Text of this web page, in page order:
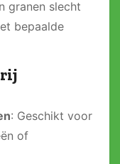
granen slecht
bepaalde
: Geschikt voor
of